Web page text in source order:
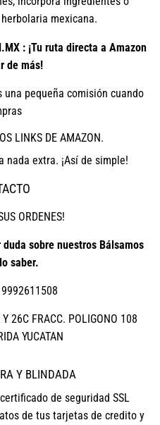
mexicana.
: ¡Tu ruta directa a Amazon
de más!
una pequeña comisión cuando
LINKS DE AMAZON.
nada extra. ¡Así de simple!
ORDENES!
sobre nuestros Bálsamos
saber.
9992611508
26C FRACC. POLIGONO 108
YUCATAN
Y BLINDADA
de seguridad SSL
de tus tarjetas de credito y